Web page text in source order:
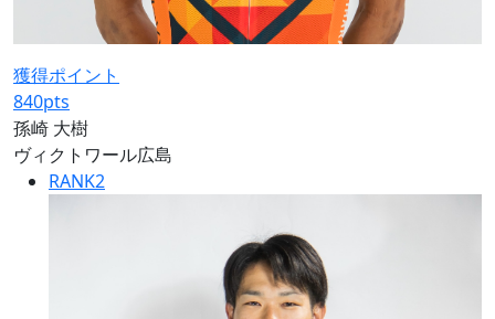
獲得ポイント
840pts
孫崎 大樹
ヴィクトワール広島
RANK2